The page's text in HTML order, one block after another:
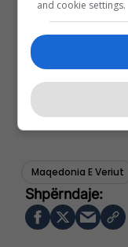
Maqedonia E Veriut
and cookie settings.